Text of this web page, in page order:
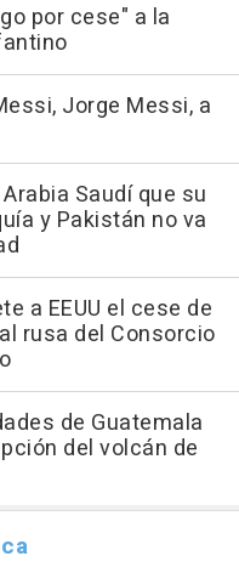
por cese" a la
Jorge Messi, a
Saudí que su
y Pakistán no va
a EEUU el cese de
rusa del Consorcio
de Guatemala
del volcán de